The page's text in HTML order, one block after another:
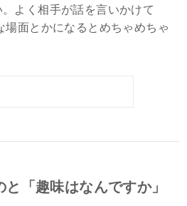
よく相手が話を言いかけて
場面とかになるとめちゃめちゃ
「趣味はなんですか」